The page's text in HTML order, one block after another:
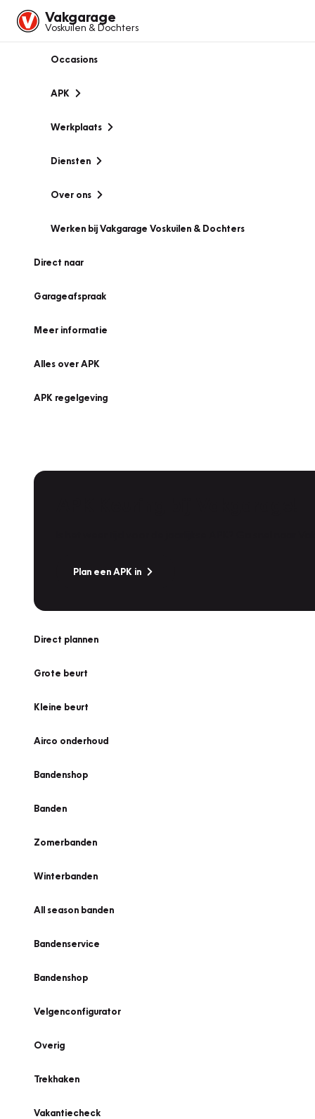
Vakgarage
Voskuilen & Dochters
Occasions
APK
Werkplaats
Diensten
Over ons
Werken bij Vakgarage Voskuilen & Dochters
Direct naar
Garageafspraak
Meer informatie
Alles over APK
APK regelgeving
Plan een APK in
Direct plannen
Grote beurt
Kleine beurt
Airco onderhoud
Bandenshop
Banden
Zomerbanden
Winterbanden
All season banden
Bandenservice
Bandenshop
Velgenconfigurator
Overig
Trekhaken
Vakantiecheck